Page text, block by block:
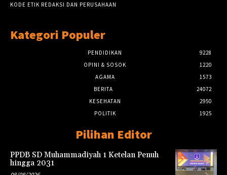
KODE ETIK REDAKSI DAN PERUSAHAAN
Kategori Populer
PENDIDIKAN
9228
OPINI & SOSOK
1220
AGAMA
1573
BERITA
24072
KESEHATAN
2950
POLITIK
1925
Pilihan Editor
PPDB SD Muhammadiyah 1 Ketelan Penuh
hingga 2031